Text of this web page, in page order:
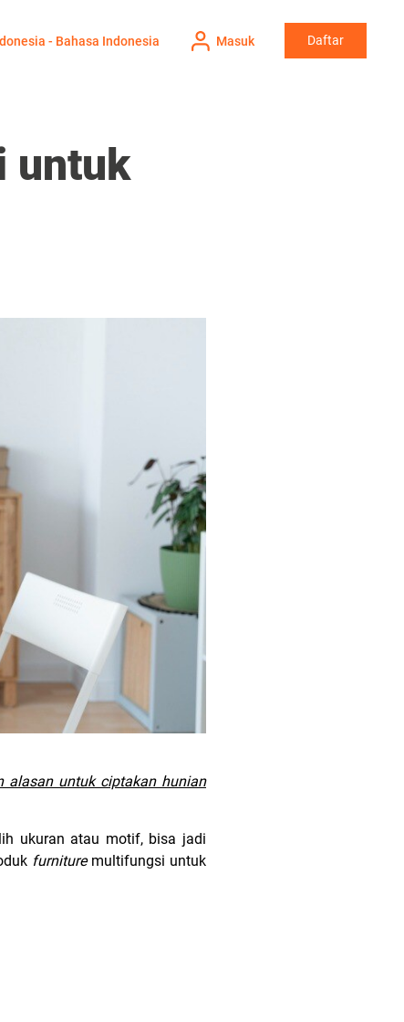
- Bahasa Indonesia Masuk Daftar
untuk
alasan untuk ciptakan hunian
ukuran atau motif, bisa jadi
furniture multifungsi untuk